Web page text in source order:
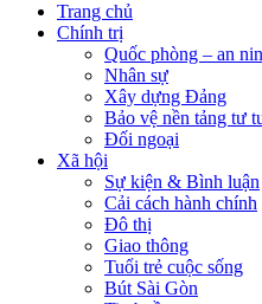
Trang chủ
Chính trị
Quốc phòng – an
Nhân sự
Xây dựng Đảng
Bảo vệ nền tảng tư
Đối ngoại
Xã hội
Sự kiện & Bình luận
Cải cách hành chính
Đô thị
Giao thông
Tuổi trẻ cuộc sống
Bút Sài Gòn